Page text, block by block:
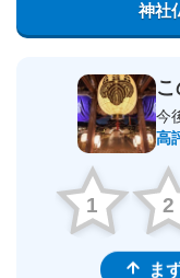
神社
今
高
1 2
ま